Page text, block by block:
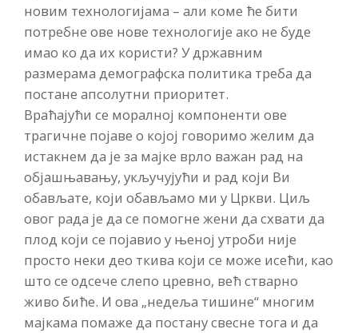
новим технологијама – али коме ће бити
потребне ове нове технологије ако не буде
имао ко да их користи? У државним
размерама демографска политика треба да
постане апсолутни приоритет.
Враћајући се моралној компоненти ове
трагичне појаве о којој говоримо желим да
истакнем да је за мајке врло важан рад на
објашњавању, укључујући и рад који Ви
обављате, који обављамо ми у Цркви. Циљ
овог рада је да се помогне жени да схвати да
плод који се појавио у њеној утроби није
просто неки део ткива који се може исећи, као
што се одсече слепо цревно, већ стварно
живо биће. И ова „недеља тишине“ многим
мајкама помаже да постану свесне тога и да